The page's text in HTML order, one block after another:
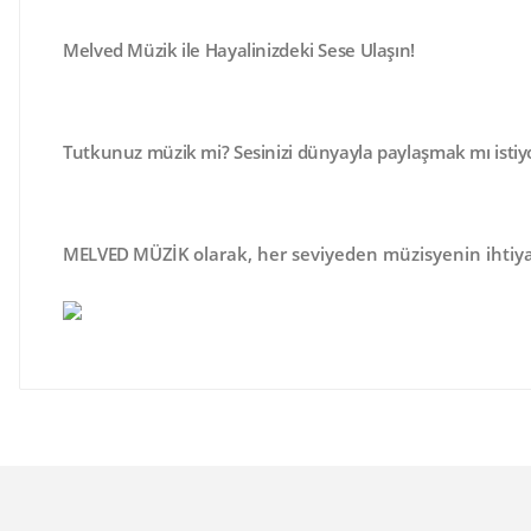
Melved Müzik ile Hayalinizdeki Sese Ulaşın!
Tutkunuz müzik mi? Sesinizi dünyayla paylaşmak mı
MELVED MÜZİKolarak, her seviyeden müzisyenin